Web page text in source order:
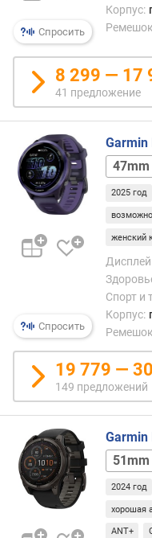
у
я
т
о
р
а
(
м
А
ч
)
р
е
а
б
т
б
ы
ч
н
ы
й
Спросить
Корпус:
8 299 — 17
41 предложение
Спросить
Garmin
42mm
2025 год
женский
Спорт и
Корпус:
19 779 —
149 предложений
Garmin
47mm
2024 год
хорошая
ANT+